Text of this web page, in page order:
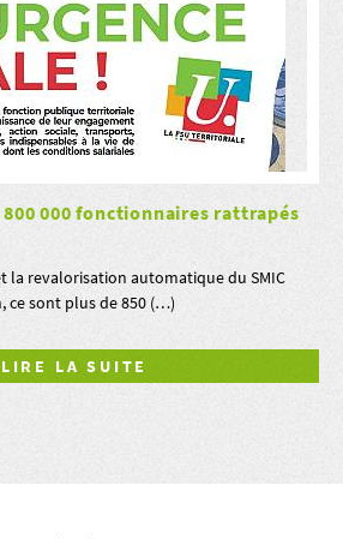
000 fonctionnaires rattrapés
la revalorisation automatique du SMIC
ce sont plus de 850 (…)
LIRE LA SUITE